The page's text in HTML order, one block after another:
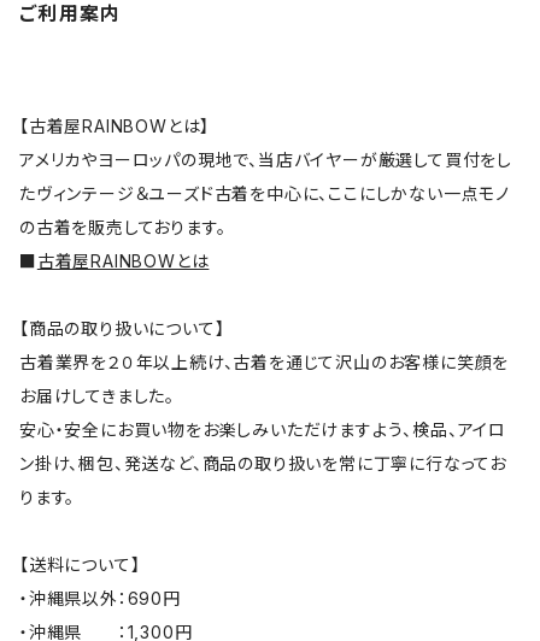
ご利用案内
【古着屋RAINBOWとは】
アメリカやヨーロッパの現地で、当店バイヤーが厳選して買付をし
たヴィンテージ＆ユーズド古着を中心に、ここにしかない一点モノ
の古着を販売しております。
■古着屋RAINBOWとは
【商品の取り扱いについて】
古着業界を２０年以上続け、古着を通じて沢山のお客様に笑顔を
お届けしてきました。
安心・安全にお買い物をお楽しみいただけますよう、検品、アイロ
ン掛け、梱包、発送など、商品の取り扱いを常に丁寧に行なってお
ります。
【送料について】
・沖縄県以外：690円
・沖縄県 ：1,300円